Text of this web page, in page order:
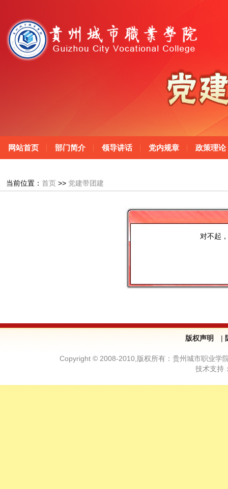
网站首页 部门简介 领导讲话 党内规章 政策理论
当前位置： 首页 >> 党建带团建
对不起
版权声明 |
Copyright © 2008-2010,版权所有：贵州城市职业
技术支持